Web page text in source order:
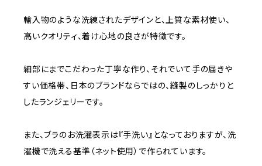
輸入物のような洗練されたデザインと、上質な素材使い、
高いクオリティ、着け心地の良さが特徴です。
細部にまでこだわった丁寧な作り、それでいて手の届きや
すい価格帯、日本のブランドならではの、縫製のしっかりと
したランジェリーです。
また、ブラのお洗濯表示は『手洗い』となっておりますが、洗
濯機で洗える基準（ネット使用）で作られています。